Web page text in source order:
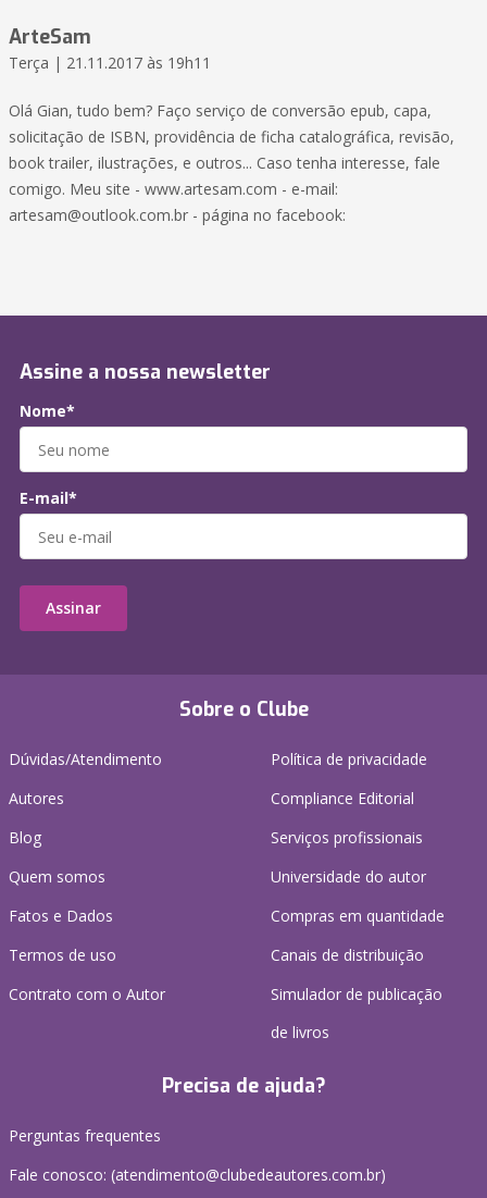
ArteSam
Terça | 21.11.2017 às 19h11
Olá Gian, tudo bem? Faço serviço de conversão epub, capa,
solicitação de ISBN, providência de ficha catalográfica, revisão,
book trailer, ilustrações, e outros... Caso tenha interesse, fale
comigo. Meu site - www.artesam.com - e-mail:
artesam@outlook.com.br - página no facebook:
Sobre o Clube
Dúvidas/Atendimento
Autores
Blog
Quem somos
Fatos e Dados
Termos de uso
Contrato com o Autor
Política de privacidade
Compliance Editorial
Serviços profissionais
Universidade do autor
Compras em quantidade
Canais de distribuição
Simulador de publicação
de livros
Precisa de ajuda?
Perguntas frequentes
Fale conosco: (atendimento@clubedeautores.com.br)
Assine a nossa newsletter
Nome*
E-mail*
Assinar